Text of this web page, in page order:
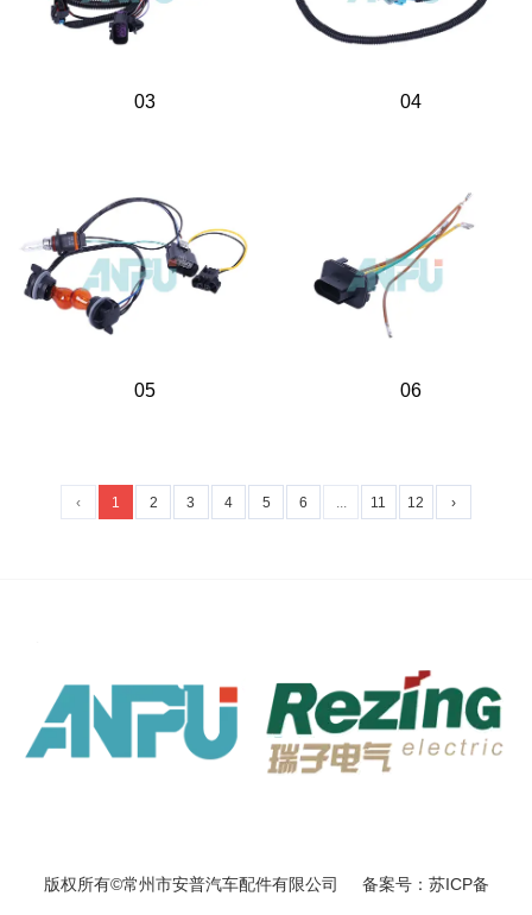
03 04
05 06
‹ 1 2 3 4 5 6 11 12 ›
版权所有©常州市安普汽车配件有限公司 备案号：苏ICP备